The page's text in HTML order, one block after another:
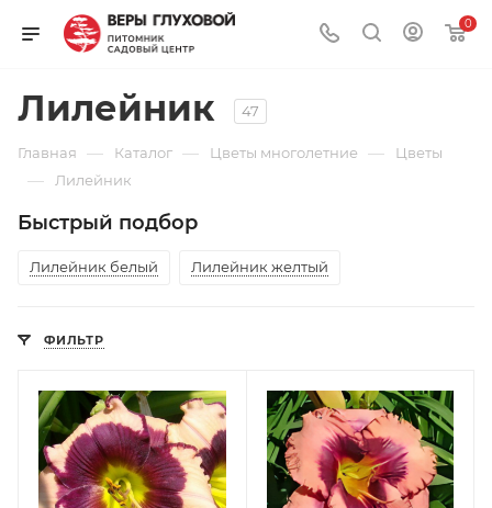
0
Лилейник 47
Главная — Каталог — Цветы многолетние — Цветы
— Лилейник
Быстрый подбор
Лилейник белый Лилейник желтый
ФИЛЬТР